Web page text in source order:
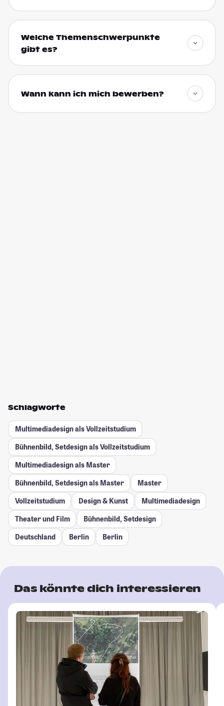
Welche Themenschwerpunkte
gibt es?
Wann kann ich mich bewerben?
Schlagworte
Multimediadesign als Vollzeitstudium
Bühnenbild, Setdesign als Vollzeitstudium
Multimediadesign als Master
Bühnenbild, Setdesign als Master
Master
Vollzeitstudium
Design & Kunst
Multimediadesign
Theater und Film
Bühnenbild, Setdesign
Deutschland
Berlin Berlin
Das könnte dich interessieren